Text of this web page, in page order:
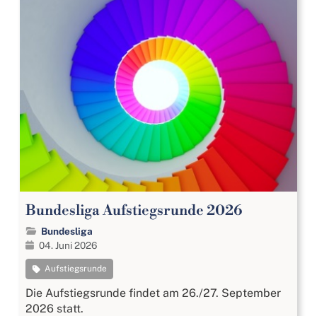
Bundesliga Aufstiegsrunde 2026
Bundesliga
04. Juni 2026
Aufstiegsrunde
Die Aufstiegsrunde findet am 26./27. September
2026 statt.